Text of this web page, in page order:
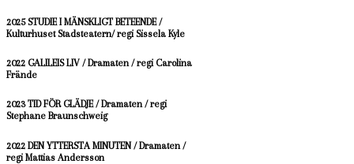
2025 STUDIE I MÄNSKLIGT BETEENDE /
Kulturhuset Stadsteatern/ regi Sissela Kyle
2022 GALILEIS LIV / Dramaten / regi Carolina
Frände
2023 TID FÖR GLÄDJE / Dramaten / regi
Stephane Braunschweig
2022 DEN YTTERSTA MINUTEN / Dramaten /
regi Mattias Andersson